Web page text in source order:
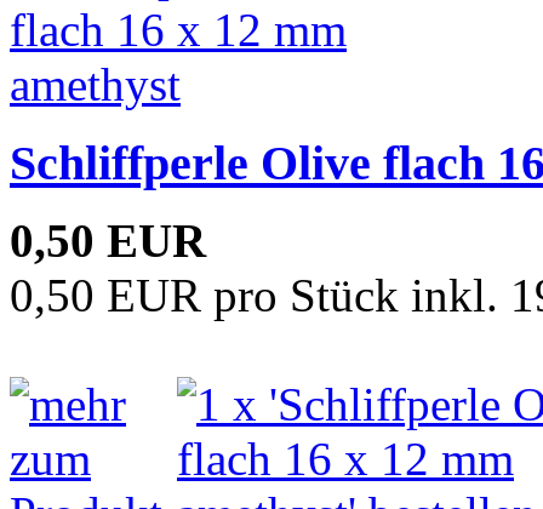
Schliffperle Olive flach
0,50 EUR
0,50 EUR pro Stück inkl.